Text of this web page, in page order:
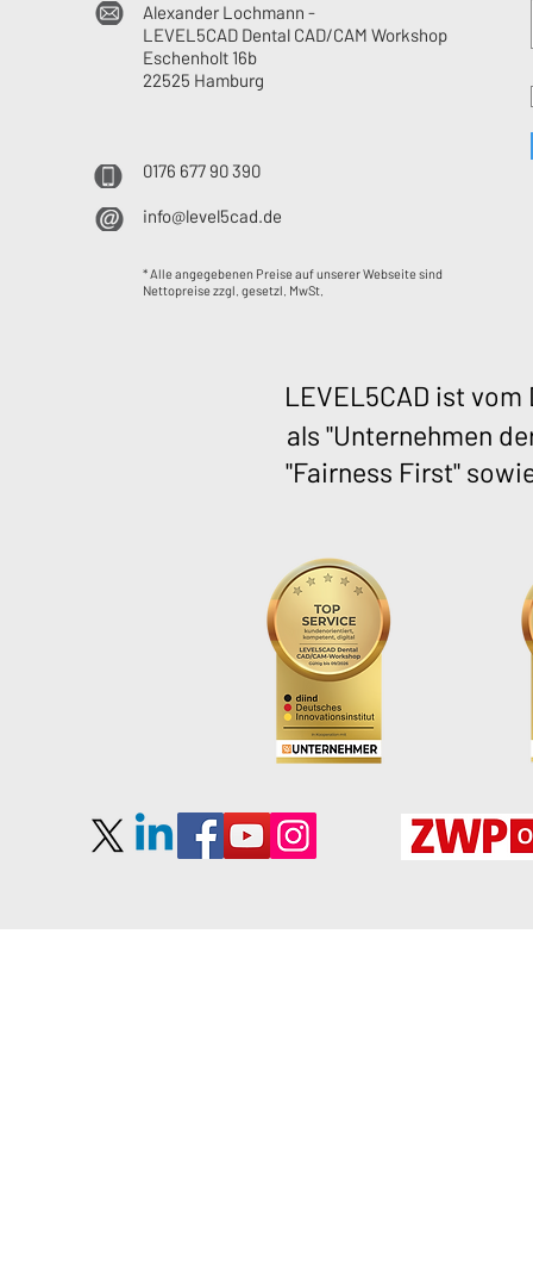
Alexander Lochmann -
LEVEL5CAD Dental CAD/CAM Workshop
Eschenholt 16b
22525 Hamburg
0176 677 90 390
info@level5cad.de
* Alle angegebenen Preise auf unserer Webseite sind
Nettopreise zzgl. gesetzl. MwSt.
LEVEL5CAD ist
als "Unternehmen
"Fairness First"